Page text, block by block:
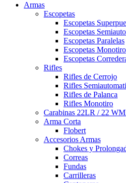
Armas
Escopetas
Escopetas
Escopetas
Escopetas Paralelas
Escopetas Monotiro
Escopetas
Rifles
Rifles de Cerrojo
Rifles
Rifles de Palanca
Rifles Monotiro
Carabinas 22LR / 22
Arma Corta
Flobert
Accesorios Armas
Chokes y
Correas
Fundas
Carrilleras